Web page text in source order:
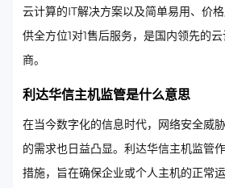
云计算的IT解决方案以及简单易用、价
供全方位1对1售后服务，是国内领先的
商。
利达华信主机监管是什么意思
在当今数字化的信息时代，网络安全威
的需求也日益凸显。利达华信主机监管
措施，旨在确保企业或个人主机的正常